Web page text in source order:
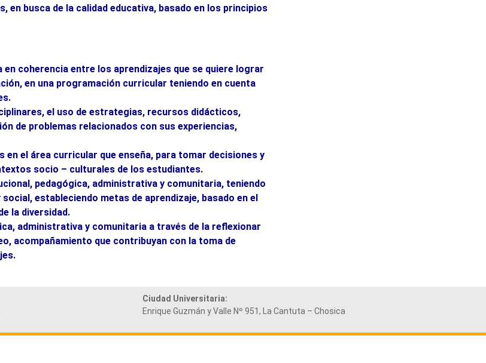
en busca de la calidad educativa, basado en los principios
coherencia entre los aprendizajes que se quiere lograr
en una programación curricular teniendo en cuenta
el uso de estrategias, recursos didácticos,
de problemas relacionados con sus experiencias,
el área curricular que enseña, para tomar decisiones y
socio – culturales de los estudiantes.
pedagógica, administrativa y comunitaria, teniendo
estableciendo metas de aprendizaje, basado en el
la diversidad.
administrativa y comunitaria a través de la reflexionar
acompañamiento que contribuyan con la toma de
Ciudad Universitaria:
Enrique Guzmán y Valle Nº 951, La Cantuta – Chosica